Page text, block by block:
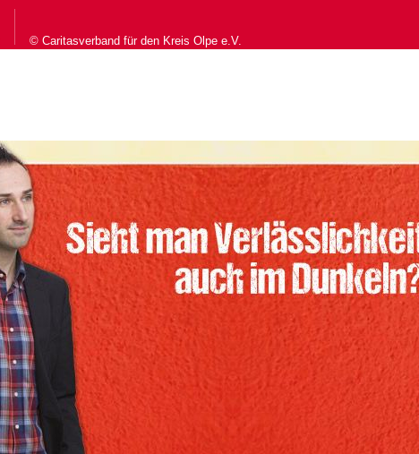
© Caritasverband für den Kreis Olpe e.V.